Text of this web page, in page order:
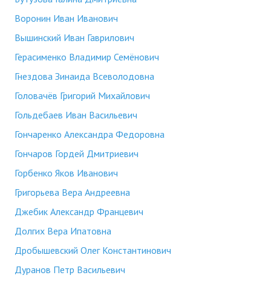
Воронин Иван Иванович
Вышинский Иван Гаврилович
Герасименко Владимир Семёнович
Гнездова Зинаида Всеволодовна
Головачёв Григорий Михайлович
Гольдебаев Иван Васильевич
Гончаренко Александра Федоровна
Гончаров Гордей Дмитриевич
Горбенко Яков Иванович
Григорьева Вера Андреевна
Джебик Александр Францевич
Долгих Вера Ипатовна
Дробышевский Олег Константинович
Дуранов Петр Васильевич